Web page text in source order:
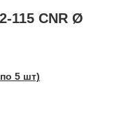
115 CNR Ø
5 шт)